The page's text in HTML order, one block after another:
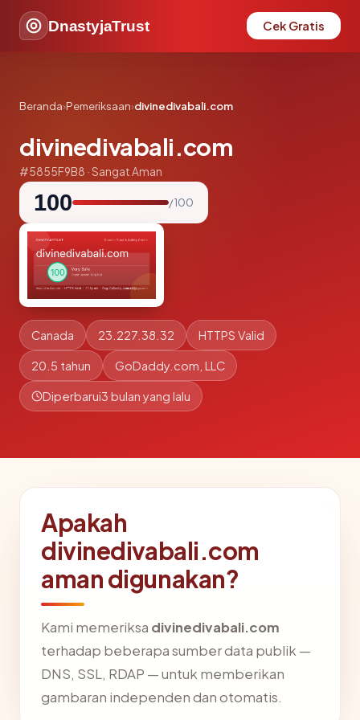
DnastyjaTrust Cek Gratis
Beranda›Pemeriksaan›divinedivabali.com
divinedivabali.com
#5855F9B8 · Sangat Aman
100 / 100
Canada 23.227.38.32 HTTPS Valid
20.5 tahun GoDaddy.com, LLC
Diperbarui3 bulan yang lalu
Apakah
divinedivabali.com
aman digunakan?
Kami memeriksa divinedivabali.com
terhadap beberapa sumber data publik —
DNS, SSL, RDAP — untuk memberikan
gambaran independen dan otomatis.